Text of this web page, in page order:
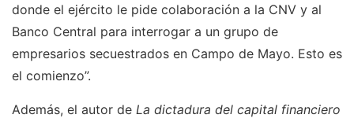
donde el ejército le pide colaboración a la CNV y al
Banco Central para interrogar a un grupo de
empresarios secuestrados en Campo de Mayo. Esto es
el comienzo”.
Además, el autor de La dictadura del capital financiero